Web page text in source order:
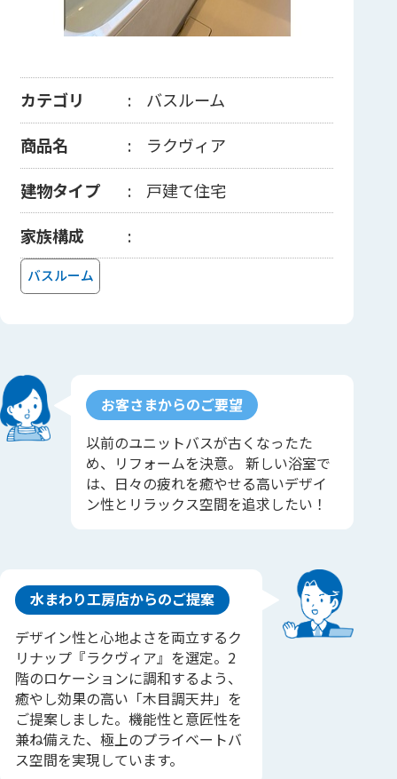
カテゴリ
バスルーム
商品名
ラクヴィア
建物タイプ
戸建て住宅
家族構成
バスルーム
お客さまからのご要望
以前のユニットバスが古くなったた
め、リフォームを決意。 新しい浴室で
は、日々の疲れを癒やせる高いデザイ
ン性とリラックス空間を追求したい！
水まわり工房店からのご提案
デザイン性と心地よさを両立するク
リナップ『ラクヴィア』を選定。2
階のロケーションに調和するよう、
癒やし効果の高い「木目調天井」を
ご提案しました。機能性と意匠性を
兼ね備えた、極上のプライベートバ
ス空間を実現しています。